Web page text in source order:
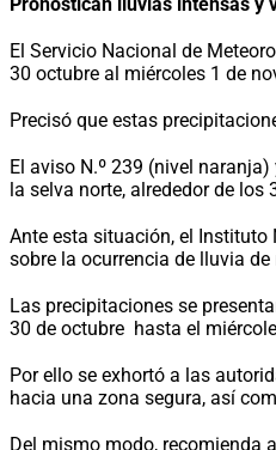
El Servicio Nacional de
30 octubre al miércoles 1 de
Precisó que estas
El aviso N.º 239 (nivel
la selva norte, alrededor de
Ante esta situación, el Instituto
sobre la ocurrencia de lluvia
Las precipitaciones se
30 de octubre hasta el
Por ello se exhortó a las
hacia una zona segura, así
Del mismo modo, recomienda